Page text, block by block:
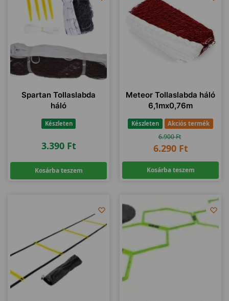
Spartan Tollaslabda
háló
Készleten
3.390 Ft
Kosárba teszem
Meteor Tollaslabda háló
6,1mx0,76m
Készleten Akciós termék
6.900Ft
6.290 Ft
Kosárba teszem